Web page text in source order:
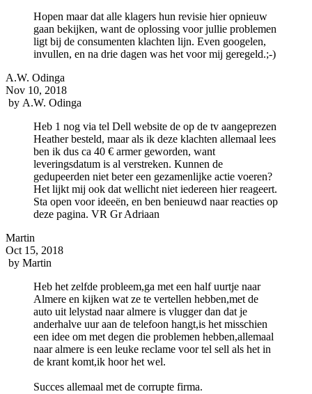
Hopen maar dat alle klagers hun revisie hier opnieuw
gaan bekijken, want de oplossing voor jullie problemen
ligt bij de consumenten klachten lijn. Even googelen,
invullen, en na drie dagen was het voor mij geregeld.;-)
A.W. Odinga
Nov 10, 2018
by A.W. Odinga
Heb 1 nog via tel Dell website de op de tv aangeprezen
Heather besteld, maar als ik deze klachten allemaal lees
ben ik dus ca 40 € armer geworden, want
leveringsdatum is al verstreken. Kunnen de
gedupeerden niet beter een gezamenlijke actie voeren?
Het lijkt mij ook dat wellicht niet iedereen hier reageert.
Sta open voor ideeën, en ben benieuwd naar reacties op
deze pagina. VR Gr Adriaan
Martin
Oct 15, 2018
by Martin
Heb het zelfde probleem,ga met een half uurtje naar
Almere en kijken wat ze te vertellen hebben,met de
auto uit lelystad naar almere is vlugger dan dat je
anderhalve uur aan de telefoon hangt,is het misschien
een idee om met degen die problemen hebben,allemaal
naar almere is een leuke reclame voor tel sell als het in
de krant komt,ik hoor het wel.
Succes allemaal met de corrupte firma.